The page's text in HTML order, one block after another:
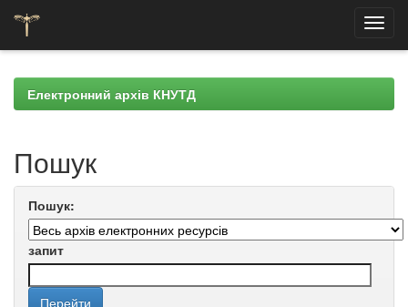
navigationЕлектронний архів КНУТД
Пошук
Пошук:
запит